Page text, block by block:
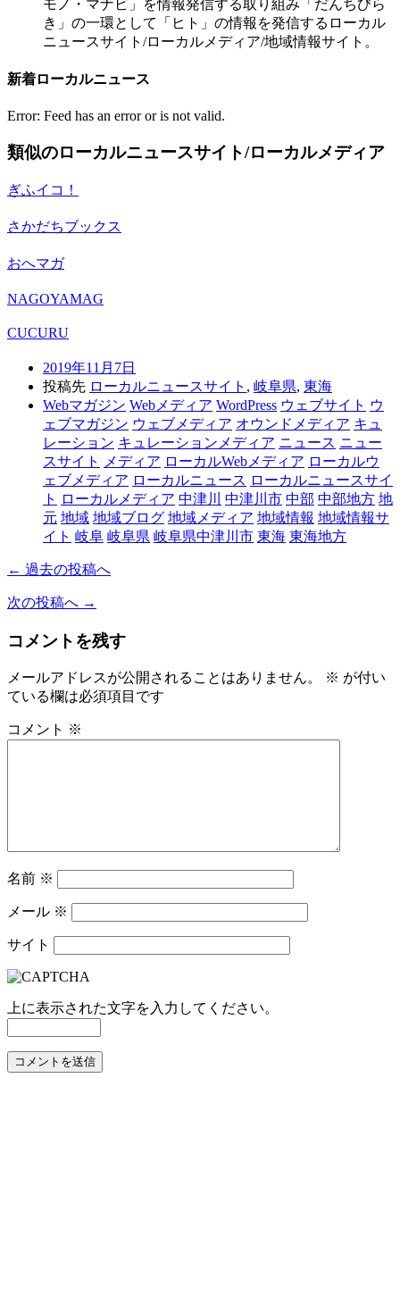
モノ・マナビ」を情報発信する取り組み「だんちびら
き」の一環として「ヒト」の情報を発信するローカル
ニュースサイト/ローカルメディア/地域情報サイト。
新着ローカルニュース
Error: Feed has an error or is not valid.
類似のローカルニュースサイト/ローカルメディア
ぎふイコ！
さかだちブックス
おへマガ
NAGOYAMAG
CUCURU
2019年11月7日
投稿先 ローカルニュースサイト , 岐阜県, 東海
Webマガジン Webメディア WordPress ウェブサイト ウ
ェブマガジン ウェブメディア オウンドメディア キュ
レーション キュレーションメディア ニュース ニュー
スサイト
メディア ローカルWebメディア ローカルウ
ェブメディア ローカルニュース ローカルニュースサイ
ト
ローカルメディア 中津川 中津川市 中部 中部地方 地
元 地域 地域ブログ 地域メディア 地域情報 地域情報サ
イト 岐阜 岐阜県 岐阜県中津川市 東海 東海地方
← 過去の投稿へ
次の投稿へ →
コメントを残す
メールアドレスが公開されることはありません。 ※ が付い
ている欄は必須項目です
コメント ※
名前 ※
メール ※
サイト
上に表示された文字を入力してください。